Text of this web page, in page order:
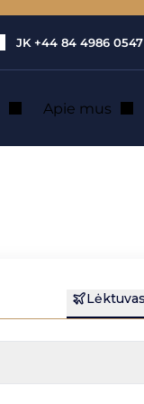
JK +44 84 4986 0547
Apie mus